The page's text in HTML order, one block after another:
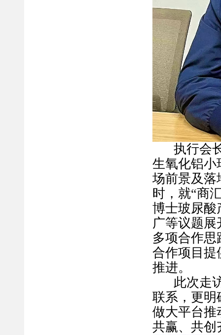
执行会
生氧化铝小
场前景及落
时，就“商
博士玻尿酸
广等议题
多项合作
合作项目提
推进。
此次走
联系，更明
做大平台推
共赢、共创